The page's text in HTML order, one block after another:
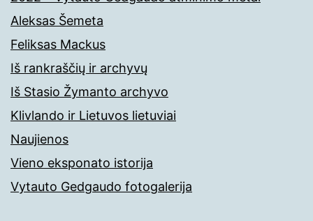
Aleksas Šemeta
Feliksas Mackus
Iš rankraščių ir archyvų
Iš Stasio Žymanto archyvo
Klivlando ir Lietuvos lietuviai
Naujienos
Vieno eksponato istorija
Vytauto Gedgaudo fotogalerija